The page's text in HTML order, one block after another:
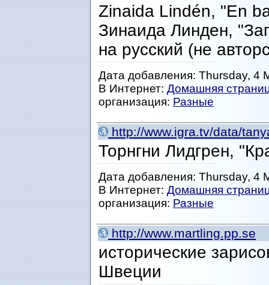
Zinaida Lindén, "En
Зинаида Линден,
на русский (не
Дата добавления: Thursday, 4
В Интернет: Домашняя
организация: Разные
http://www.igra.tv/data/
Торнгни Лидгрен,
Дата добавления: Thursday, 4
В Интернет: Домашняя
организация: Разные
http://www.martling.pp.se
исторические
Швеции